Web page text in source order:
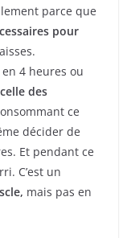
parce que
pour
4 heures ou
des
ce
décider de
Et pendant ce
C’est un
mais pas en